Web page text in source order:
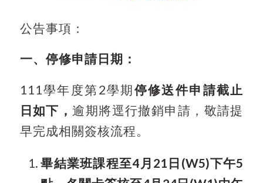
公告事項：
一、停修申請日期：
111 學年度第2學期停修送件申請截止
日如下，逾期將逕行撤銷申請，敬請提
早完成相關簽核流程。
畢結業班課程至4月21日 (W5)下午5